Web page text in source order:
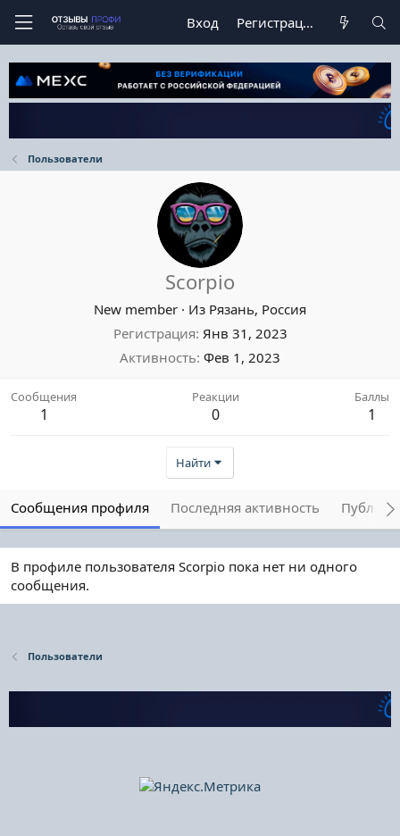
Вход Регистрация
Пользователи
Scorpio
New member · Из Рязань, Россия
Регистрация Янв 31, 2023
Активность Фев 1, 2023
Сообщения
1
Реакции
0
Баллы
1
Найти
Сообщения профиля Последняя активность
В профиле пользователя Scorpio пока нет ни одного
сообщения.
Пользователи